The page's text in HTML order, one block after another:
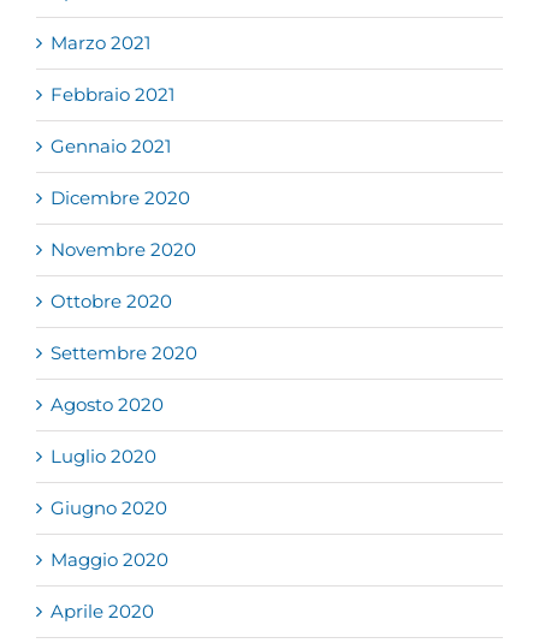
Marzo 2021
Febbraio 2021
Gennaio 2021
Dicembre 2020
Novembre 2020
Ottobre 2020
Settembre 2020
Agosto 2020
Luglio 2020
Giugno 2020
Maggio 2020
Aprile 2020